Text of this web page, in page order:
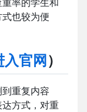
率的学生和
也较为便
入官网 ）
到重复内容
方式，对重